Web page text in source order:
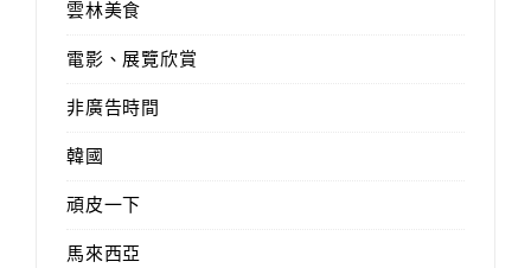
雲林美食
電影、展覽欣賞
非廣告時間
韓國
頑皮一下
馬來西亞